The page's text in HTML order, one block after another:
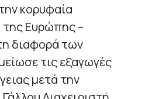
κορυφαία
Ευρώπης –
διαφορά των
τις εξαγωγές
μετά την